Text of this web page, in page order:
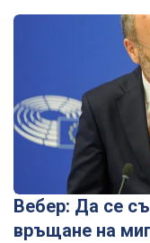
Вебер: Да се
връщане на